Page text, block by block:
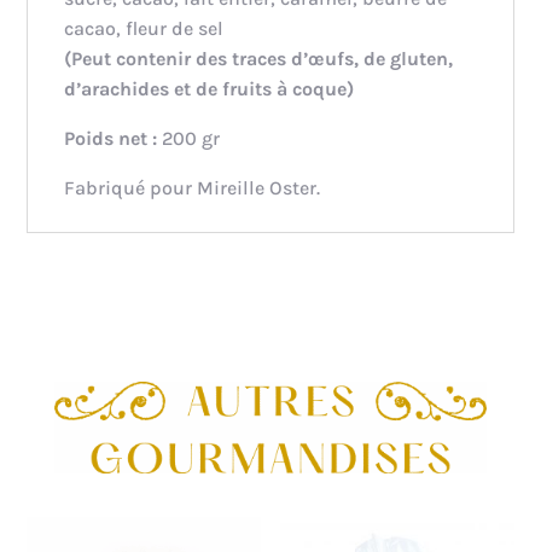
cacao, fleur de sel
(Peut contenir des traces d’œufs, de gluten,
d’arachides et de fruits à coque)
Poids net : 200 gr
Fabriqué pour Mireille Oster.